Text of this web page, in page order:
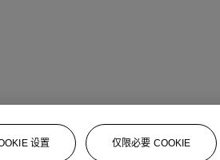
设置 仅限必要 COOKIE